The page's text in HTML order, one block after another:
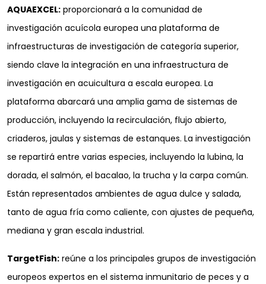
AQUAEXCEL: proporcionará a la comunidad de
investigación acuícola europea una plataforma de
infraestructuras de investigación de categoría superior,
siendo clave la integración en una infraestructura de
investigación en acuicultura a escala europea. La
plataforma abarcará una amplia gama de sistemas de
producción, incluyendo la recirculación, flujo abierto,
criaderos, jaulas y sistemas de estanques. La investigación
se repartirá entre varias especies, incluyendo la lubina, la
dorada, el salmón, el bacalao, la trucha y la carpa común.
Están representados ambientes de agua dulce y salada,
tanto de agua fría como caliente, con ajustes de pequeña,
mediana y gran escala industrial.
TargetFish: reúne a los principales grupos de investigación
europeos expertos en el sistema inmunitario de peces y a